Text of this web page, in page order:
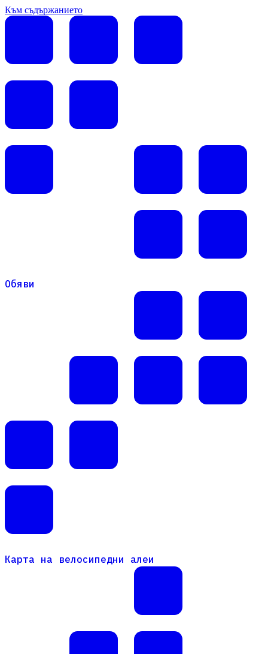
Към съдържанието
Обяви
Карта на велосипедни алеи
Карта на велосипедни алеи